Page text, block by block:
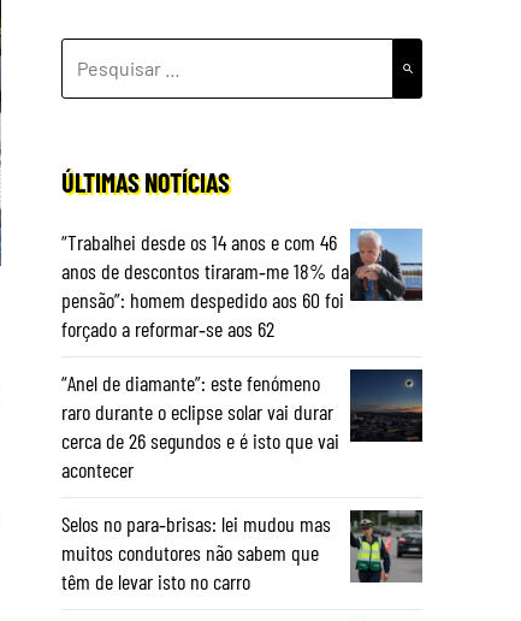
POR:
ÚLTIMAS NOTÍCIAS
“Trabalhei desde os 14 anos e com 46
anos de descontos tiraram‑me 18% da
pensão”: homem despedido aos 60 foi
forçado a reformar‑se aos 62
“Anel de diamante”: este fenómeno
raro durante o eclipse solar vai durar
cerca de 26 segundos e é isto que vai
acontecer
Selos no para‑brisas: lei mudou mas
muitos condutores não sabem que
têm de levar isto no carro